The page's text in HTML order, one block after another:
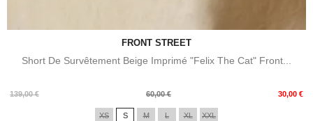
FRONT STREET
Short De Survêtement Beige Imprimé "Felix The Cat" Front...
139,00 €
Prix
60,00 € 30,00 €
Prix
XS S M L XL XXL